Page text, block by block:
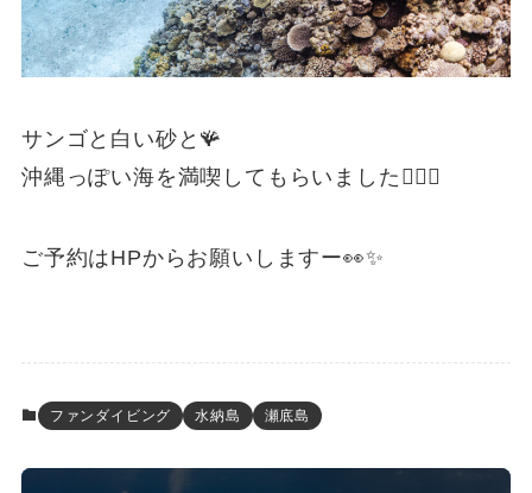
サンゴと白い砂と🪸
沖縄っぽい海を満喫してもらいました🙆‍♂️✨
ご予約はHPからお願いしますー👀✨
ファンダイビング 水納島 瀬底島